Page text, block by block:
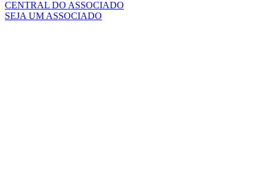
CENTRAL DO ASSOCIADO
SEJA UM ASSOCIADO